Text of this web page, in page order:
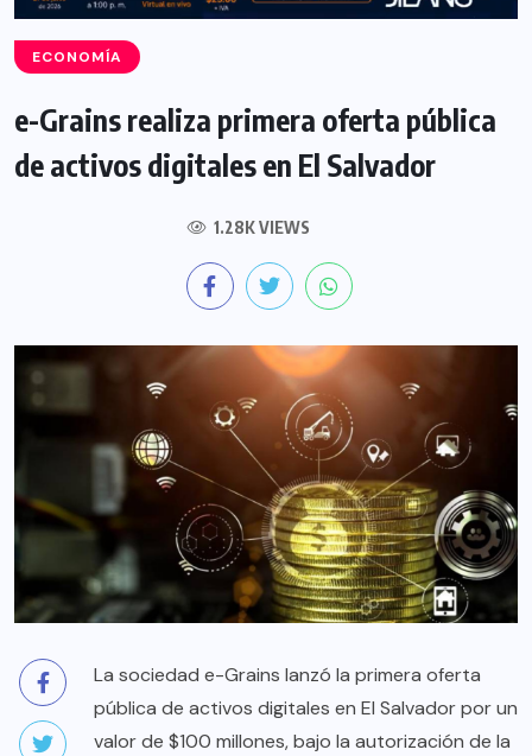
ECONOMÍA
e-Grains realiza primera oferta pública
de activos digitales en El Salvador
1.28K VIEWS
La sociedad e-Grains lanzó la primera oferta
pública de activos digitales en El Salvador por un
valor de $100 millones, bajo la autorización de la